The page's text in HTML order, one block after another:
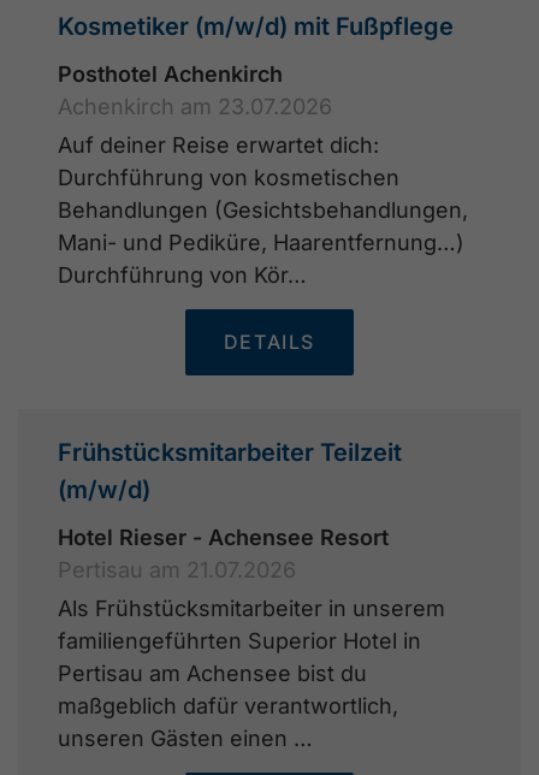
Kosmetiker (m/w/d) mit Fußpflege
Posthotel Achenkirch
Achenkirch am 23.07.2026
Auf deiner Reise erwartet dich:
Durchführung von kosmetischen
Behandlungen (Gesichtsbehandlungen,
Mani- und Pediküre, Haarentfernung…)
Durchführung von Kör…
DETAILS
Frühstücksmitarbeiter Teilzeit
(m/w/d)
Hotel Rieser - Achensee Resort
Pertisau am 21.07.2026
Als Frühstücksmitarbeiter in unserem
familiengeführten Superior Hotel in
Pertisau am Achensee bist du
maßgeblich dafür verantwortlich,
unseren Gästen einen …